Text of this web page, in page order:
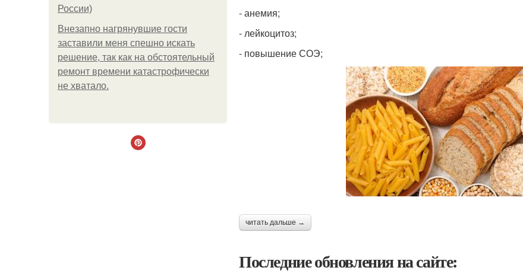
России)
Внезапно нагрянувшие гости
заставили меня спешно искать
решение, так как на обстоятельный
ремонт времени катастрофически
не хватало.
- анемия;
- лейкоцитоз;
- повышение СОЭ;
читать дальше →
Последние обновления на сайте: